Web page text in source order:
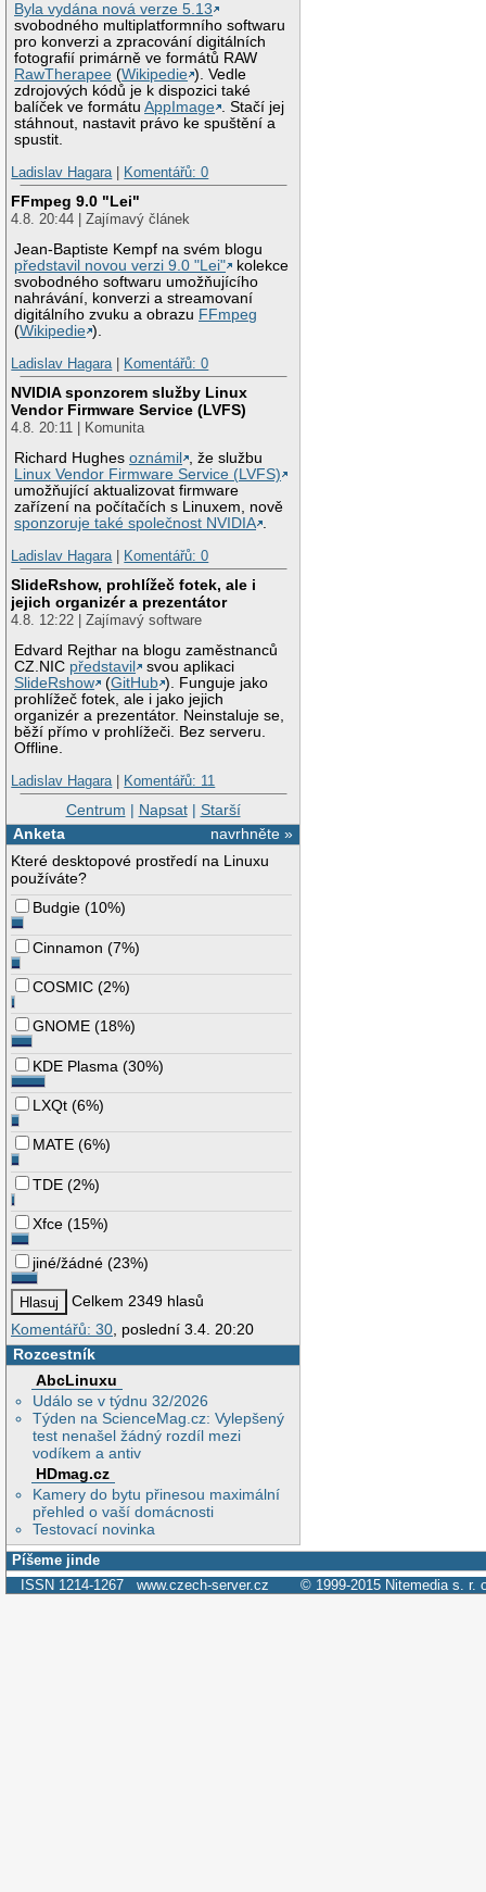
Byla vydána nová verze 5.13
svobodného multiplatformního softwaru
pro konverzi a zpracování digitálních
fotografií primárně ve formátů RAW
RawTherapee (Wikipedie ). Vedle
zdrojových kódů je k dispozici také
balíček ve formátuAppImage . Stačí jej
stáhnout, nastavit právo ke spuštění a
spustit.
Ladislav Hagara| Komentářů: 0
FFmpeg 9.0 "Lei"
4.8. 20:44 | Zajímavý článek
Jean-Baptiste Kempf na svém blogu
představil novou verzi 9.0 "Lei"
kolekce
svobodného softwaru umožňujícího
nahrávání, konverzi a streamovaní
digitálního zvuku a obrazu FFmpeg
(Wikipedie ).
Ladislav Hagara| Komentářů: 0
NVIDIA sponzorem služby Linux
Vendor Firmware Service (LVFS)
4.8. 20:11 | Komunita
Richard Hughesoznámil
, že službu
Linux Vendor Firmware Service (LVFS)
umožňující aktualizovat firmware
zařízení na počítačích s Linuxem, nově
sponzoruje také společnost NVIDIA .
Ladislav Hagara| Komentářů: 0
SlideRshow, prohlížeč fotek, ale i
jejich organizér a prezentátor
4.8. 12:22 | Zajímavý software
Edvard Rejthar na blogu zaměstnanců
CZ.NIC představil
svou aplikaci
SlideRshow
(GitHub ). Funguje jako
prohlížeč fotek, ale i jako jejich
organizér a prezentátor. Neinstaluje se,
běží přímo v prohlížeči. Bez serveru.
Offline.
Ladislav Hagara| Komentářů: 11
Centrum | Napsat| Starší
navrhněte »
Anketa
Které desktopové prostředí na Linuxu
používáte?
Budgie (10%)
Cinnamon (7%)
COSMIC (2%)
GNOME (18%)
KDE Plasma (30%)
LXQt (6%)
MATE (6%)
TDE (2%)
Xfce (15%)
jiné/žádné (23%)
Celkem 2349 hlasů
Komentářů: 30 , poslední 3.4. 20:20
Rozcestník
AbcLinuxu
Událo se v týdnu 32/2026
Týden na ScienceMag.cz: Vylepšený
test nenašel žádný rozdíl mezi
vodíkem a antiv
HDmag.cz
Kamery do bytu přinesou maximální
přehled o vaší domácnosti
Testovací novinka
Píšeme jinde
ISSN 1214-1267 www.czech-server.cz © 1999-2015 Nitemedia s. r.